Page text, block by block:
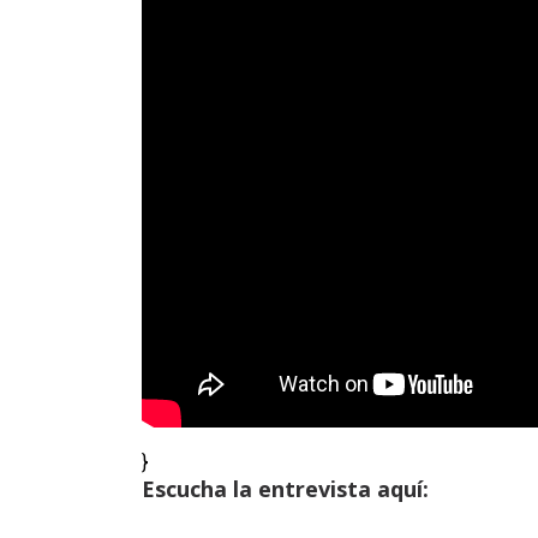
}
Escucha la entrevista aquí: